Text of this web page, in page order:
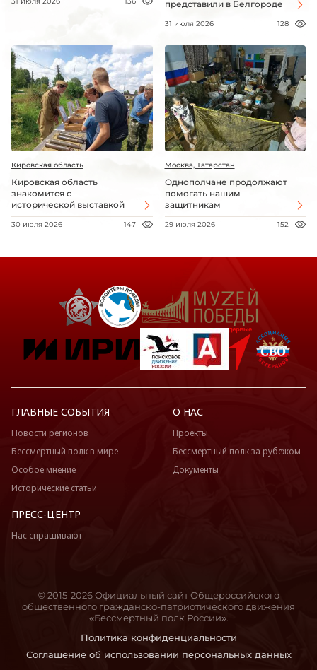
представили в Белгороде
31 июля 2026 128
Кировская область
Кировская область
знакомится с
исторической выставкой
30 июля 2026 147
Москва, Татарстан
Однополчане продолжают
помогать нашим
защитникам
29 июля 2026 152
ГЛАВНЫЕ СОБЫТИЯ
Новости регионов
Бессмертный полк в мире
Особое мнение
Исторические статьи
О НАС
Проекты
Бессмертный полк за рубежом
Документы
ПРЕСС-ЦЕНТР
Нас спрашивают
Политика конфиденциальности
Соглашение об использовании персональных данных
© 2015-2026 Официальный сайт Общероссийского
общественного гражданско-патриотического движения
«Бессмертный полк России».